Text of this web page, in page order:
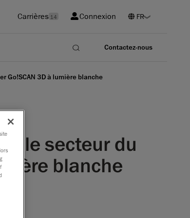
Carrières 14 Connexion
Contactez-nous
Go!SCAN 3D à lumière blanche
le secteur du
blanche